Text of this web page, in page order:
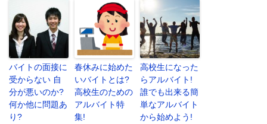
バイトの面接に
受からない 自
分が悪いのか?
何か他に問題あ
り?
春休みに始めた
いバイトとは?
高校生のための
アルバイト特
集!
高校生になった
らアルバイト!
誰でも出来る簡
単なアルバイト
から始めよう!